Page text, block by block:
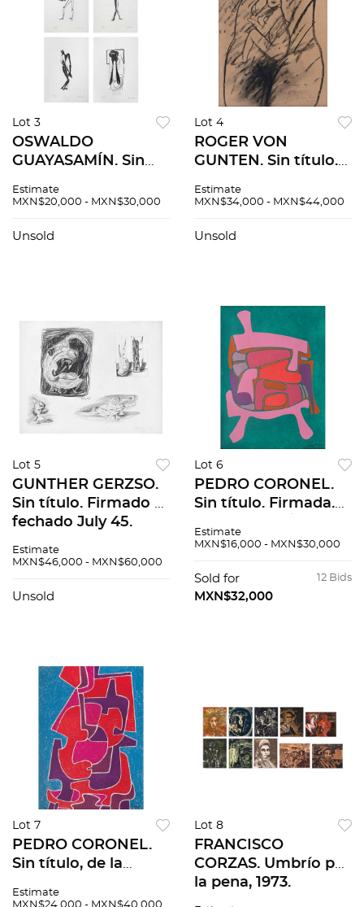
Lot 3
OSWALDO
GUAYASAMÍN. Sin
Serigrafías 40/75,
48 x 33 cm medidas
Estimate
MXN$20,000 - MXN$30,000
Unsold
Lot 4
ROGER VON
GUNTEN. Sin título.
95. Carboncillo sobre
Estimate
MXN$34,000 - MXN$44,000
Unsold
Lot 5
GUNTHER GERZSO.
Sin título. Firmado y
fechado July 45.
sobre papel. 24 x
Estimate
MXN$46,000 - MXN$60,000
Unsold
Lot 6
PEDRO CORONEL.
Sin título. Firmada.
x 56 cm medidas
Estimate
MXN$16,000 - MXN$30,000
12 Bids
Sold for
MXN$32,000
Lot 7
PEDRO CORONEL.
Sin título, de la
una manta. Firmada.
Estimate
Lot 8
FRANCISCO
CORZAS. Umbrío por
la pena, 1973.